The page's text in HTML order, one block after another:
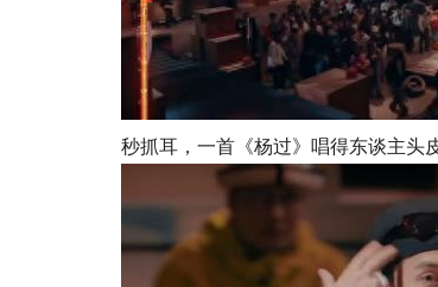
秒抓耳，一首《杨过》唱得东谈主头